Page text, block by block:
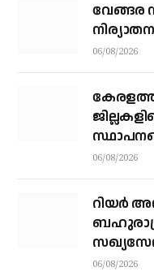
വേങ്ങര
06/08/2026
06/08/2026
റിയര്‍
06/08/2026